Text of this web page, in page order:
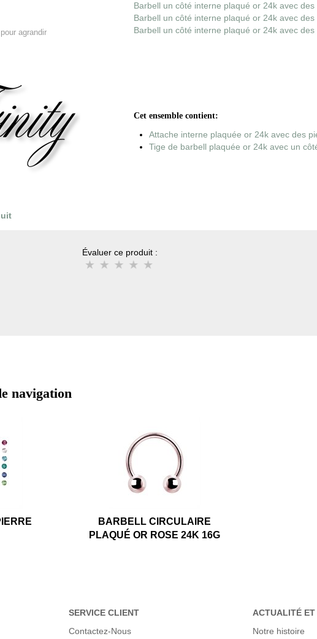
agrandir
Barbell un côté interne plaqué or 24k avec des
Barbell un côté interne plaqué or 24k avec des
Barbell un côté interne plaqué or 24k avec des
Cet ensemble contient:
Attache interne plaquée or 24k avec des
Tige de barbell plaquée or 24k avec un
Évaluer ce produit :
navigation
BARBELL CIRCULAIRE
PLAQUÉ OR ROSE 24K 16G
SERVICE CLIENT
Contactez-Nous
ACTUALITÉ
Notre histoire